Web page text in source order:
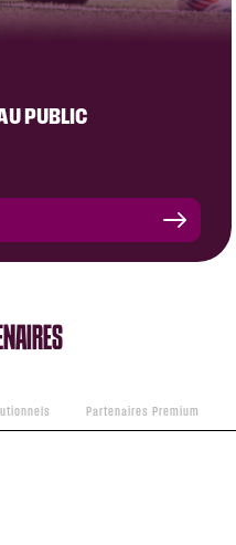
PUBLIC
Partenaires Premium